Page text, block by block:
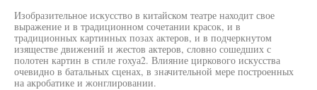
Изобразительное искусство в китайском театре находит свое
выражение и в традиционном сочетании красок, и в
традиционных картинных позах актеров, и в подчеркнутом
изяществе движений и жестов актеров, словно сошедших с
полотен картин в стиле гохуа2. Влияние циркового искусства
очевидно в батальных сценах, в значительной мере построенных
на акробатике и жонглировании.